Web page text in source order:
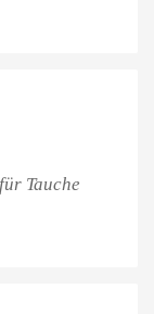
Tauche